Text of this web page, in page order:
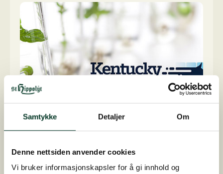
Samtykke Detaljer Om
Denne nettsiden anvender cookies
Vi bruker informasjonskapsler for å gi innhold og
Kvalitet og forskning